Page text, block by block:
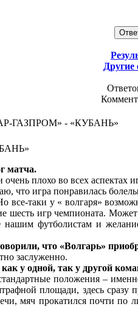
Другие
ГАЗПРОМ» - «КУБАНЬ»
матча.
плохо во всех аспектах
что игра понравилась
таки у « волгаря»
шесть игр чемпионата.
футболистам и
что «Волгарь»
заслуженно.
у одной, так у другой
положения –
площади, здесь
мяч прокатился почти